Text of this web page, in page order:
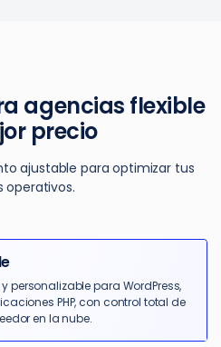
agencias flexible
precio
ajustable para optimizar tus
operativos.
personalizable para WordPress,
PHP, con control total de
en la nube.